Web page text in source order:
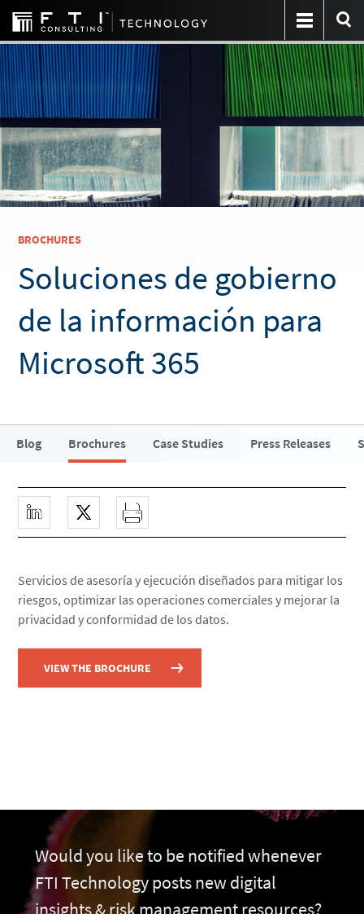
BROCHURES
Soluciones de gobierno
de la información para
Microsoft 365
Blog Brochures Case Studies Press Releases
Servicios de asesoría y ejecución diseñados para mitigar los
riesgos, optimizar las operaciones comerciales y mejorar la
privacidad y conformidad de los datos.
VIEW THE BROCHURE
Would you like to be notified whenever
FTI Technology posts new digital
insights & risk management resources?